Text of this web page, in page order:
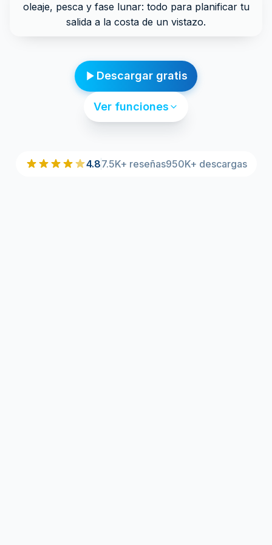
oleaje, pesca y fase lunar: todo para planificar tu
salida a la costa de un vistazo.
Descargar gratis
Ver funciones
4.87.5K+ reseñas950K+ descargas